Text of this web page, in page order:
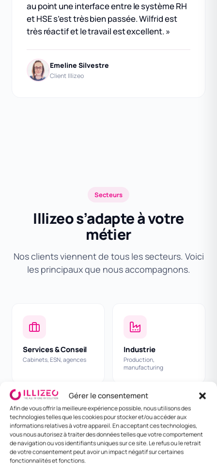
Gérer le consentement
Afin de vous offrir la meilleure expérience possible, nous utilisons des
technologies telles que les cookies pour stocker et/ou accéder aux
informations relatives à votre appareil. En acceptant ces technologies,
vous nous autorisez à traiter des données telles que votre comportement
de navigation ou vos identifiants uniques sur ce site. Le refus ou le retrait
de votre consentement peut avoir un impact négatif sur certaines
fonctionnalités et fonctions.
au point une interface entre le système RH
et HSE s’est très bien passée. Wilfrid est
très réactif et le travail est excellent. »
Emeline Silvestre
Client Illizeo
Secteurs
Illizeo s’adapte à votre
métier
Nos clients viennent de tous les secteurs. Voici
les principaux que nous accompagnons.
Services & Conseil
Cabinets, ESN, agences
Industrie
Production,
manufacturing
BTP & Construction
Chantiers, ingénierie
Distribution & Retail
Commerces, e-commerce